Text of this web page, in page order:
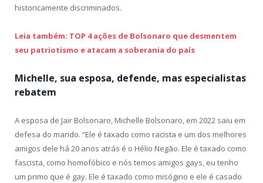
historicamente discriminados.
Leia também: TOP 4 ações de Bolsonaro que desmentem
seu patriotismo e atacam a soberania do país
Michelle, sua esposa, defende, mas especialistas
rebatem
A esposa de Jair Bolsonaro, Michelle Bolsonaro, em 2022 saiu em
defesa do marido. “Ele é taxado como racista e um dos melhores
amigos dele há 20 anos atrás é o Hélio Negão. Ele é taxado como
fascista, como homofóbico e nós temos amigos gays, eu tenho
um primo que é gay. Ele é taxado como misógino e ele é casado